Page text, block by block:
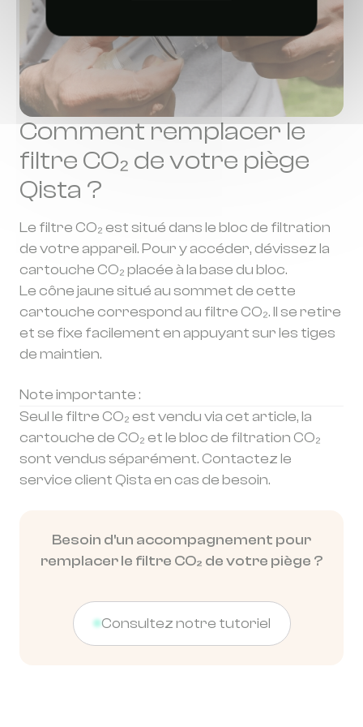
Comment remplacer le
filtre CO₂ de votre piège
Qista ?
Le filtre CO₂ est situé dans le bloc de filtration
de votre appareil. Pour y accéder, dévissez la
cartouche CO₂ placée à la base du bloc.
Le cône jaune situé au sommet de cette
cartouche correspond au filtre CO₂. Il se retire
et se fixe facilement en appuyant sur les tiges
de maintien.
Note importante :
Seul le filtre CO₂ est vendu via cet article, la
cartouche de CO₂ et le bloc de filtration CO₂
sont vendus séparément. Contactez le
service client Qista en cas de besoin.
Besoin d'un accompagnement pour
remplacer le filtre CO₂ de votre piège ?
Consultez notre tutoriel